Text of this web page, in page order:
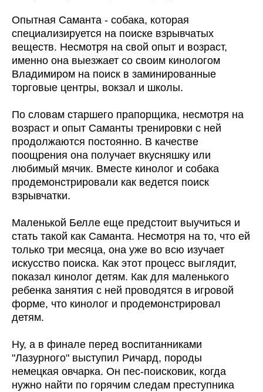
Опытная Саманта - собака, которая
специализируется на поиске взрывчатых
веществ. Несмотря на свой опыт и возраст,
именно она выезжает со своим кинологом
Владимиром на поиск в заминированные
торговые центры, вокзал и школы.
По словам старшего прапорщика, несмотря на
возраст и опыт Саманты тренировки с ней
продолжаются постоянно. В качестве
поощрения она получает вкусняшку или
любимый мячик. Вместе кинолог и собака
продемонстрировали как ведется поиск
взрывчатки.
Маленькой Белле еще предстоит выучиться и
стать такой как Саманта. Несмотря на то, что ей
только три месяца, она уже во всю изучает
искусство поиска. Как этот процесс выглядит,
показал кинолог детям. Как для маленького
ребенка занятия с ней проводятся в игровой
форме, что кинолог и продемонстрировал
детям.
Ну, а в финале перед воспитанниками
"Лазурного" выступил Ричард, породы
немецкая овчарка. Он пес-поисковик, когда
нужно найти по горячим следам преступника